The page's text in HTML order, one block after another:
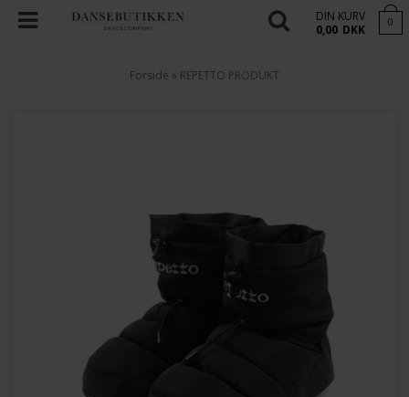
DIN KURV
0,00 DKK 0
Forside » REPETTO PRODUKT